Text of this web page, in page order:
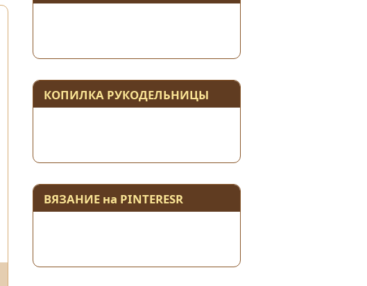
КОПИЛКА РУКОДЕЛЬНИЦЫ
ВЯЗАНИЕ на PINTERESR